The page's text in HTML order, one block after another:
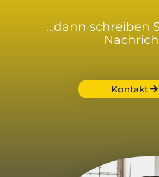
...dann schreiben
Kontakt